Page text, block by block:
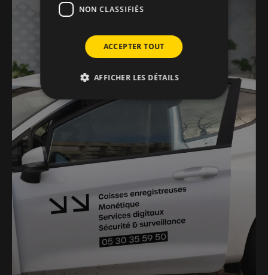
NON CLASSIFIÉS
ACCEPTER TOUT
AFFICHER LES DÉTAILS